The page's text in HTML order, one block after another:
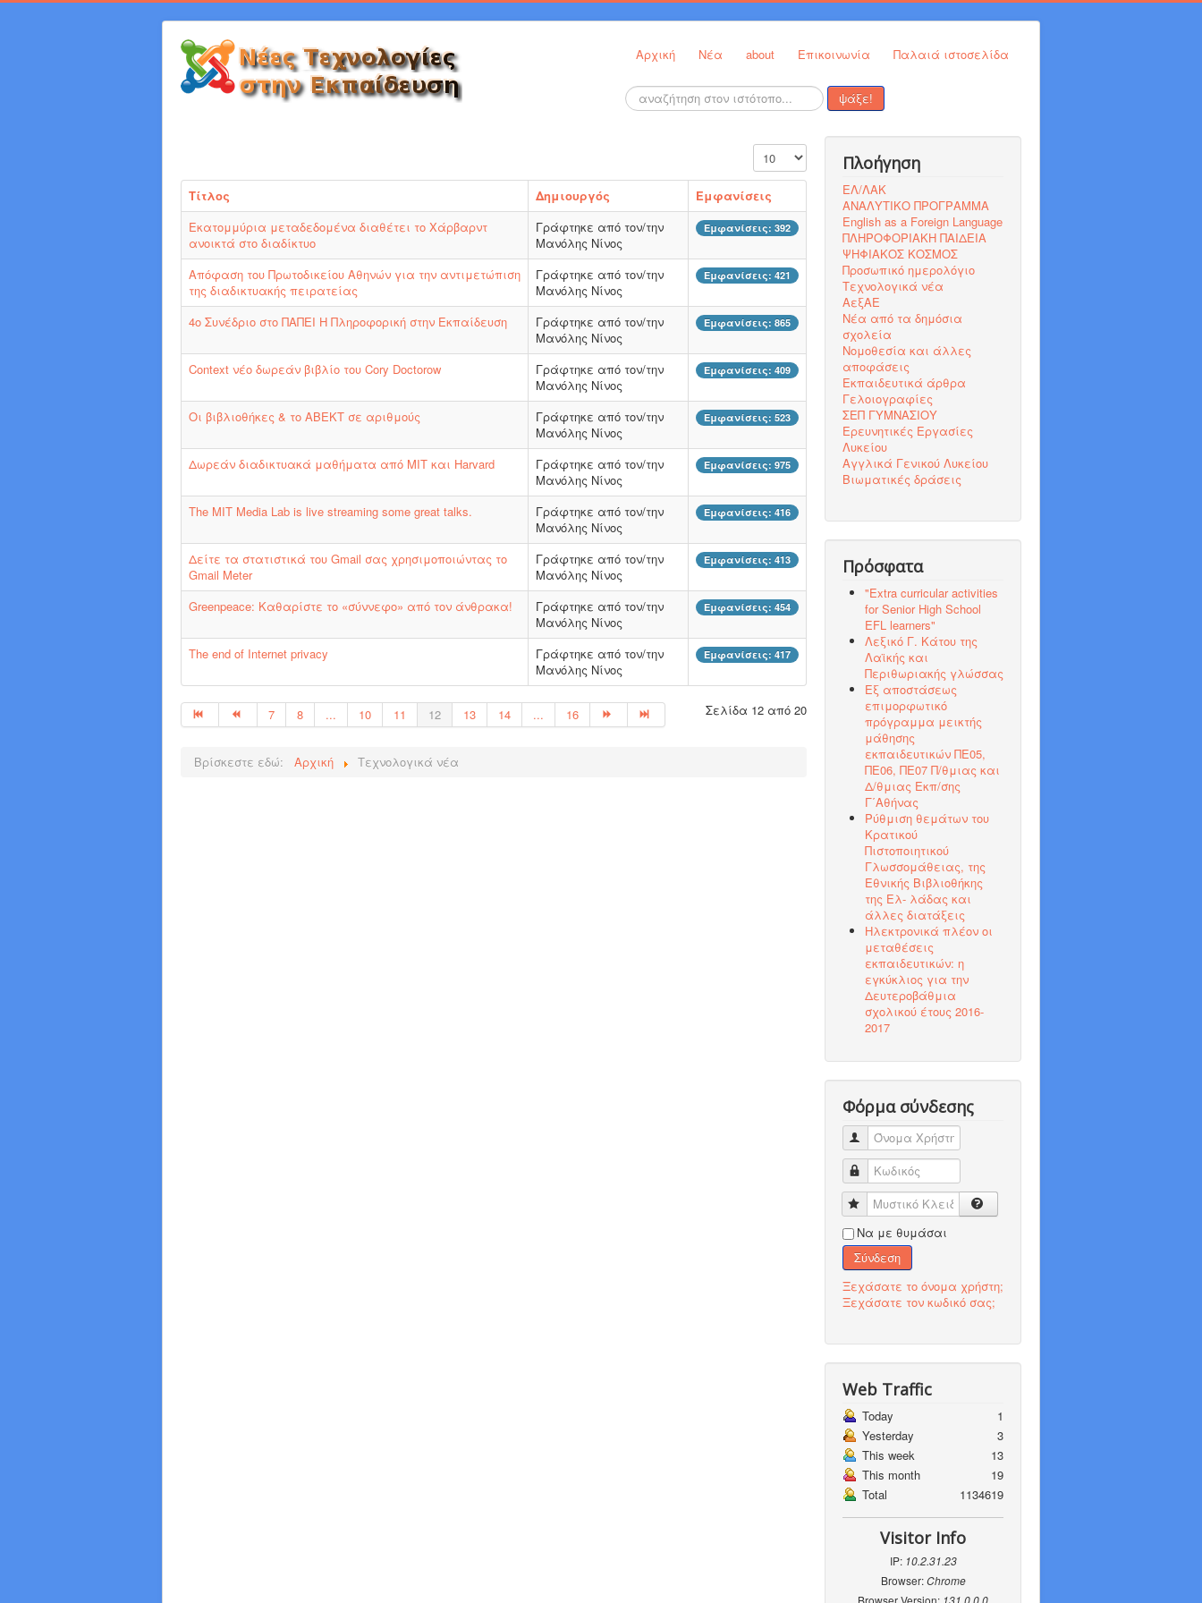
Αρχική Νέα about Επικοινωνία Παλαιά ιστοσελίδα
Αναζήτηση... ψάξε!
Εμφάνιση #
Τίτλος Δημιουργός
Εμφανίσεις
Εκατομμύρια μεταδεδομένα διαθέτει το Χάρβαρντ
ανοικτά στο διαδίκτυο
Γράφτηκε από τον/την
Μανόλης Νίνος
Εμφανίσεις: 392
Απόφαση του Πρωτοδικείου Αθηνών για την αντιμετώπιση
της διαδικτυακής πειρατείας
Γράφτηκε από τον/την
Μανόλης Νίνος
Εμφανίσεις: 421
4ο Συνέδριο στο ΠΑΠΕΙ Η Πληροφορική στην Εκπαίδευση
Γράφτηκε από τον/την
Μανόλης Νίνος
Εμφανίσεις: 865
Context νέο δωρεάν βιβλίο του Cory Doctorow
Γράφτηκε από τον/την
Μανόλης Νίνος
Εμφανίσεις: 409
Οι βιβλιοθήκες & το ΑΒΕΚΤ σε αριθμούς
Γράφτηκε από τον/την
Μανόλης Νίνος
Εμφανίσεις: 523
Δωρεάν διαδικτυακά μαθήματα από MIT και Harvard
Γράφτηκε από τον/την
Μανόλης Νίνος
Εμφανίσεις: 975
The MIT Media Lab is live streaming some great talks.
Γράφτηκε από τον/την
Μανόλης Νίνος
Εμφανίσεις: 416
Δείτε τα στατιστικά του Gmail σας χρησιμοποιώντας το
Gmail Meter
Γράφτηκε από τον/την
Μανόλης Νίνος
Εμφανίσεις: 413
Greenpeace: Καθαρίστε το «σύννεφο» από τον άνθρακα!
Γράφτηκε από τον/την
Μανόλης Νίνος
Εμφανίσεις: 454
The end of Internet privacy
Γράφτηκε από τον/την
Μανόλης Νίνος
Εμφανίσεις: 417
Σελίδα 12 από 20
7 8 ... 10 11 12 13 14 ... 16
Βρίσκεστε εδώ: Αρχική Τεχνολογικά νέα
Πλοήγηση
ΕΛ/ΛΑΚ
ΑΝΑΛΥΤΙΚΟ ΠΡΟΓΡΑΜΜΑ
English as a Foreign Language
ΠΛΗΡΟΦΟΡΙΑΚΗ ΠΑΙΔΕΙΑ
ΨΗΦΙΑΚΟΣ ΚΟΣΜΟΣ
Προσωπικό ημερολόγιο
Τεχνολογικά νέα
ΑεξΑΕ
Νέα από τα δημόσια
σχολεία
Νομοθεσία και άλλες
αποφάσεις
Εκπαιδευτικά άρθρα
Γελοιογραφίες
ΣΕΠ ΓΥΜΝΑΣΙΟΥ
Ερευνητικές Εργασίες
Λυκείου
Αγγλικά Γενικού Λυκείου
Βιωματικές δράσεις
Πρόσφατα
"Εxtra curricular activities
for Senior High School
EFL learners"
Λεξικό Γ. Κάτου της
Λαϊκής και
Περιθωριακής γλώσσας
Εξ αποστάσεως
επιμορφωτικό
πρόγραμμα μεικτής
μάθησης
εκπαιδευτικών ΠΕ05,
ΠΕ06, ΠΕ07 Π/θμιας και
Δ/θμιας Εκπ/σης
Γ΄Αθήνας
Ρύθμιση θεμάτων του
Κρατικού
Πιστοποιητικού
Γλωσσομάθειας, της
Εθνικής Βιβλιοθήκης
της Ελ- λάδας και
άλλες διατάξεις
Ηλεκτρονικά πλέον οι
μεταθέσεις
εκπαιδευτικών: η
εγκύκλιος για την
Δευτεροβάθμια
σχολικού έτους 2016-
2017
Φόρμα σύνδεσης
Όνομα Χρήστη
Κωδικός
Μυστικό Κλειδί
Να με θυμάσαι
Σύνδεση
Ξεχάσατε το όνομα χρήστη;
Ξεχάσατε τον κωδικό σας;
Web Traffic
Today
1
Yesterday
3
This week
13
This month
19
Total
1134619
Visitor Info
IP: 10.2.31.23
Browser:Chrome
Browser Version: 131.0.0.0